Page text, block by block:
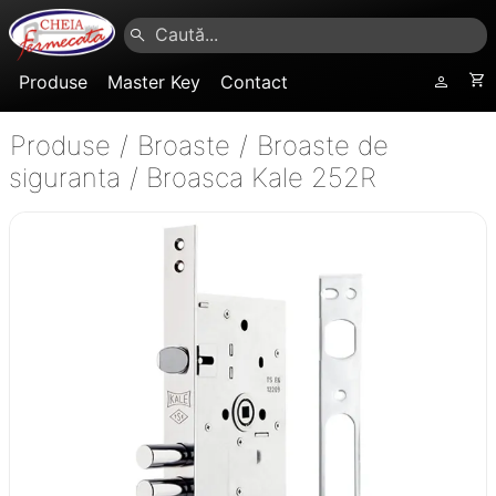
Produse Master Key Contact
Produse / Broaste / Broaste de
siguranta / Broasca Kale 252R